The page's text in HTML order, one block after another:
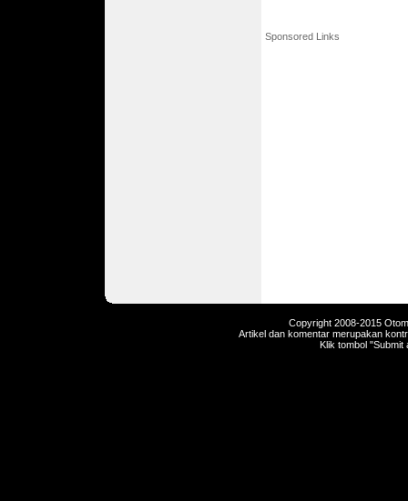
Sponsored Links
Copyright 2008-2015
Artikel dan komentar merupakan
Klik tombol